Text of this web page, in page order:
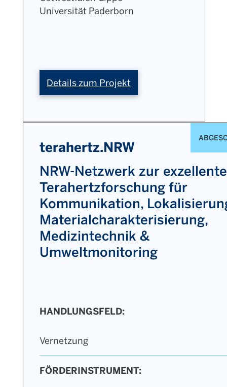
Universität Paderborn
Details zum Projekt
SAIL
terahertz.NRW
NRW-Netzwerk zur
Terahertzforschung für
Kommunikation,
Materialcharakterisierung,
Medizintechnik &
Umweltmonitoring
HANDLUNGSFELD:
Vernetzung
FÖRDERINSTRUMENT: